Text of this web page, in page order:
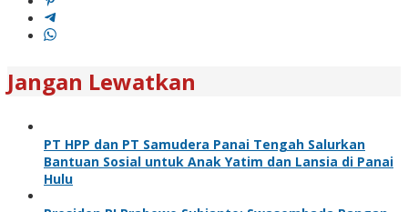
Jangan Lewatkan
PT HPP dan PT Samudera Panai Tengah Salurkan
Bantuan Sosial untuk Anak Yatim dan Lansia di Panai
Hulu